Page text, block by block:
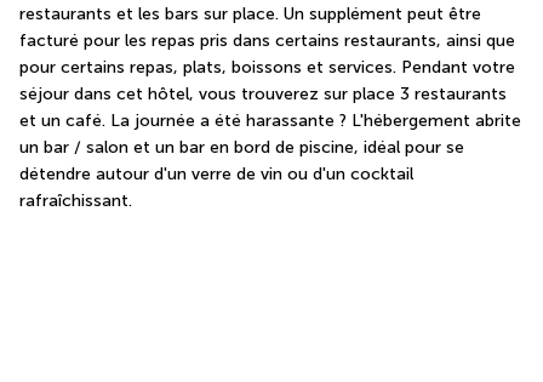
restaurants et les bars sur place. Un supplément peut être
facturé pour les repas pris dans certains restaurants, ainsi que
pour certains repas, plats, boissons et services. Pendant votre
séjour dans cet hôtel, vous trouverez sur place 3 restaurants
et un café. La journée a été harassante ? L'hébergement abrite
un bar / salon et un bar en bord de piscine, idéal pour se
détendre autour d'un verre de vin ou d'un cocktail
rafraîchissant.